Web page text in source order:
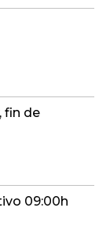
fin de
09:00h